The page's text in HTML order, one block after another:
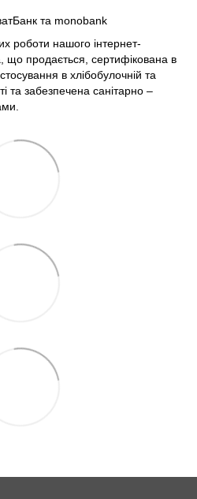
та monobank
роботи нашого інтернет-
що продається, сертифікована в
в хлібобулочній та
та забезпечена санітарно –